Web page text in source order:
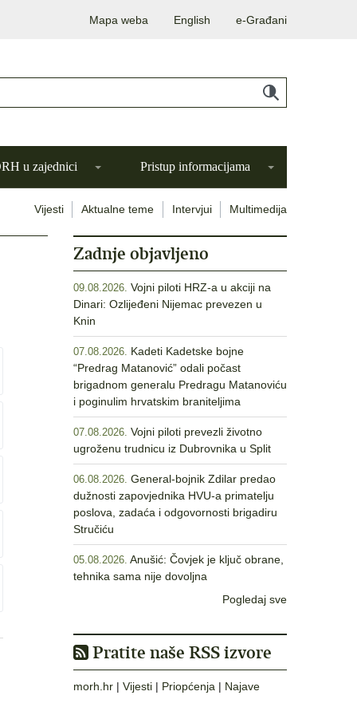
Mapa weba English e-Građani
u zajednici Pristup informacijama
Vijesti Aktualne teme Intervjui Multimedija
Zadnje objavljeno
09.08.2026. Vojni piloti HRZ-a u akciji na
Dinari: Ozlijeđeni Nijemac prevezen u
Knin
07.08.2026. Kadeti Kadetske bojne
“Predrag Matanović” odali počast
brigadnom generalu Predragu Matanoviću
i poginulim hrvatskim braniteljima
07.08.2026. Vojni piloti prevezli životno
ugroženu trudnicu iz Dubrovnika u Split
06.08.2026. General-bojnik Zdilar predao
dužnosti zapovjednika HVU-a primatelju
poslova, zadaća i odgovornosti brigadiru
Stručiću
05.08.2026. Anušić: Čovjek je ključ obrane,
tehnika sama nije dovoljna
Pogledaj sve
Pratite naše RSS izvore
morh.hr | Vijesti | Priopćenja | Najave